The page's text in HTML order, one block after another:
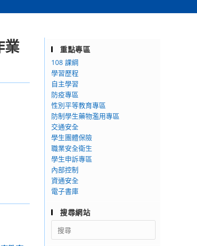
業
重點專區
108 課綱
學習歷程
自主學習
防疫專區
性別平等教育專區
防制學生藥物濫用專區
交通安全
學生團體保險
職業安全衛生
學生申訴專區
內部控制
資通安全
電子書庫
搜尋網站
Search
for: